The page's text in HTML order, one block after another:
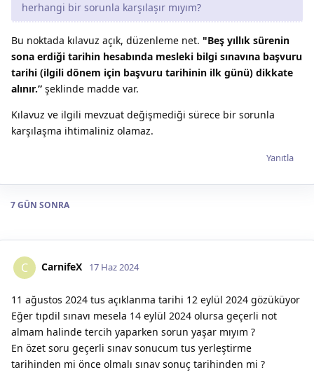
herhangi bir sorunla karşılaşır mıyım?
Bu noktada kılavuz açık, düzenleme net. "Beş yıllık sürenin
sona erdiği tarihin hesabında mesleki bilgi sınavına başvuru
tarihi (ilgili dönem için başvuru tarihinin ilk günü) dikkate
alınır.” şeklinde madde var.
Kılavuz ve ilgili mevzuat değişmediği sürece bir sorunla
karşılaşma ihtimaliniz olamaz.
Yanıtla
7 GÜN SONRA
C CarnifeX 17 Haz 2024
11 ağustos 2024 tus açıklanma tarihi 12 eylül 2024 gözüküyor
Eğer tıpdil sınavı mesela 14 eylül 2024 olursa geçerli not
almam halinde tercih yaparken sorun yaşar mıyım ?
En özet soru geçerli sınav sonucum tus yerleştirme
tarihinden mi önce olmalı sınav sonuç tarihinden mi ?